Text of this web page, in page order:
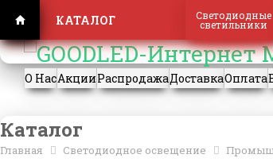
КАТАЛОГ Светодиодные
светильники
РегистрацияВход
О НасАкцииРаспродажаДоставкаОплата
Каталог
Главная Светодиодное освещение